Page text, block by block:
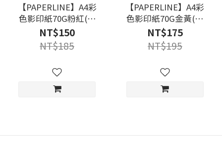
【PAPERLINE】A4彩
色影印紙70G粉紅(單
包販售)
NT$150
NT$185
【PAPERLINE】A4彩
色影印紙70G金黃(單
包販售)
NT$175
NT$195